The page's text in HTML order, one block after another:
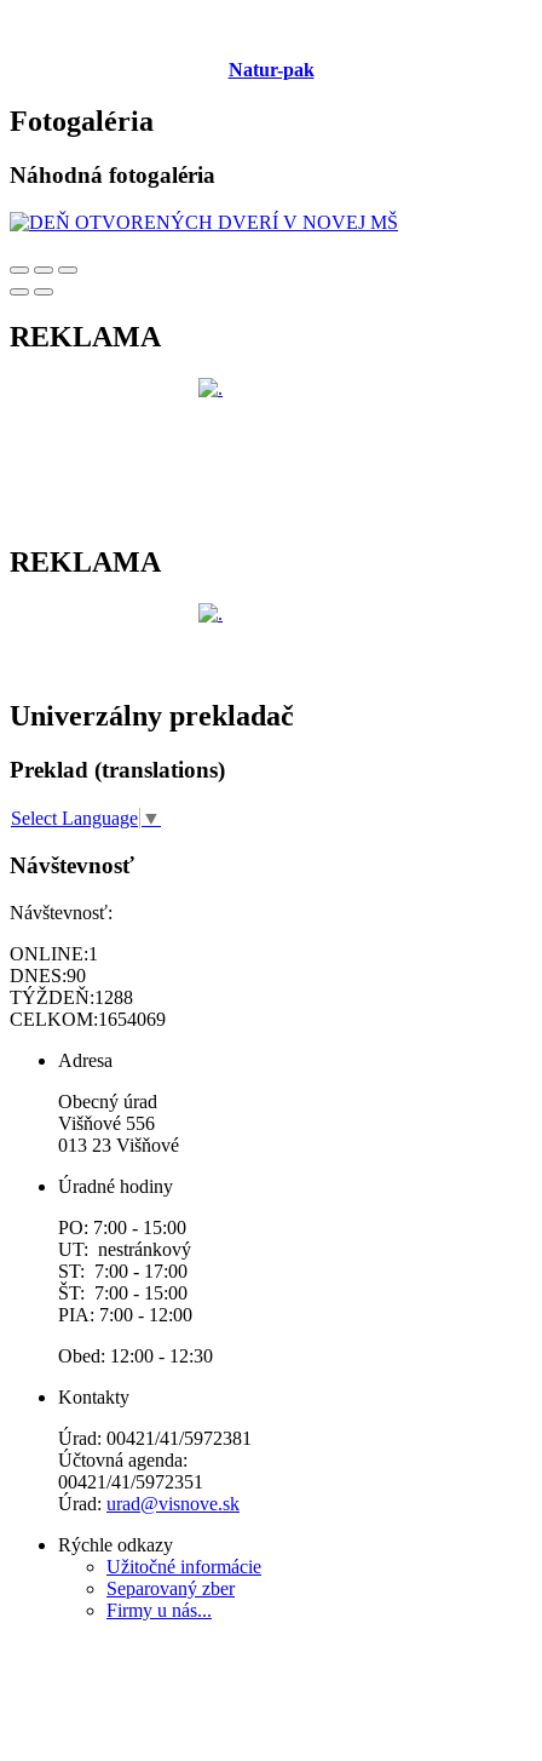
Natur-pak
Fotogaléria
Náhodná fotogaléria
REKLAMA
REKLAMA
Univerzálny prekladač
Preklad (translations)
Select Language ▼
Návštevnosť
Návštevnosť:
ONLINE:1
DNES:90
TÝŽDEŇ:1288
CELKOM:1654069
Adresa
Obecný úrad
Višňové 556
013 23 Višňové
Úradné hodiny
PO: 7:00 - 15:00
UT: nestránkový
ST: 7:00 - 17:00
ŠT: 7:00 - 15:00
PIA: 7:00 - 12:00
Obed: 12:00 - 12:30
Kontakty
Úrad: 00421/41/5972381
Účtovná agenda:
00421/41/5972351
Úrad: urad@visnove.sk
Rýchle odkazy
Užitočné informácie
Separovaný zber
Firmy u nás...